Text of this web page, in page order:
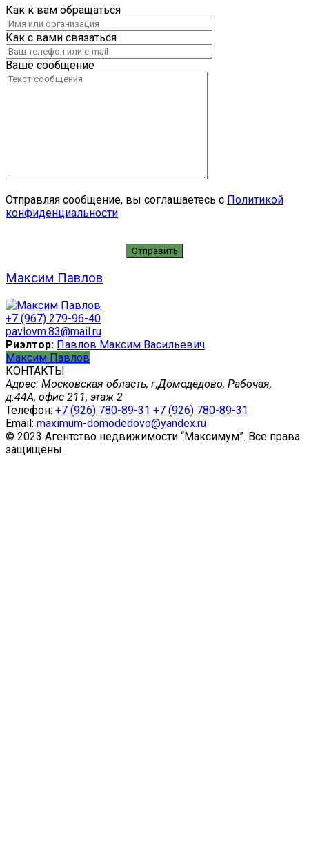
Как к вам обращаться
Как с вами связаться
Ваше сообщение
Отправляя сообщение, вы соглашаетесь с Политикой
конфиденциальности
Максим Павлов
+7 (967) 279-96-40
pavlovm.83@mail.ru
Риэлтор: Павлов Максим Васильевич
Максим Павлов
КОНТАКТЫ
Адрес: Московская область, г,Домодедово, Рабочая,
д.44А, офис 211, этаж 2
Телефон: +7 (926) 780-89-31 +7 (926) 780-89-31
Email: maximum-domodedovo@yandex.ru
© 2023 Агентство недвижимости “Максимум”. Все права
защищены.